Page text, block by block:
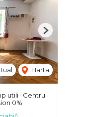
Harta
Next
utili · Centrul
0%